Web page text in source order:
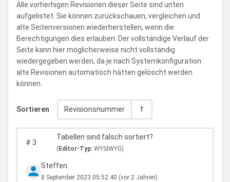
Alle vorherhigen Revisionen dieser Seite sind unten
aufgelistet. Sie können zurückschauen, vergleichen und
alte Seitenversionen wiederherstellen, wenn die
Berechtigungen dies erlauben. Der vollständige Verlauf der
Seite kann hier möglicherweise nicht vollständig
wiedergegeben werden, da je nach Systemkonfiguration
alte Revisionen automatisch hätten gelöscht werden
können.
Sortieren Revisionsnummer
# 3
Tabellen sind falsch sortiert?
( Editor-Typ: WYSIWYG)
Steffen
8 September 2023 05:52:40 (vor 2 Jahren)